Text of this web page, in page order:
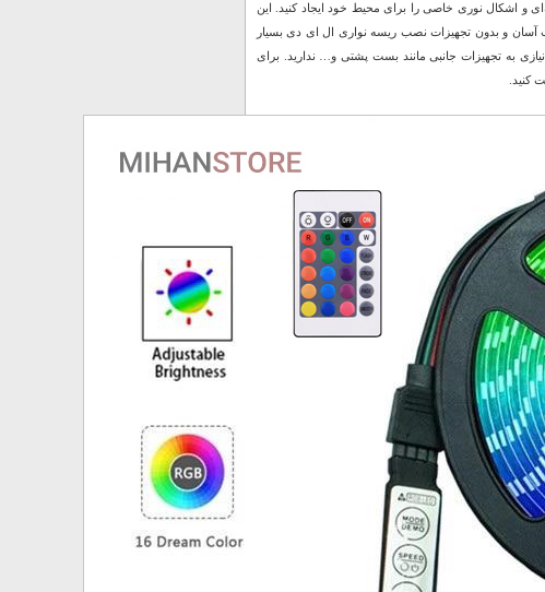
و اشکال نوری خاصی را برای محیط خود ایجاد کنید. این
و بدون تجهیزات نصب ریسه نواری ال‌ ای‌ دی بسیار
به تجهیزات جانبی مانند بست پشتی و… ندارید. برای